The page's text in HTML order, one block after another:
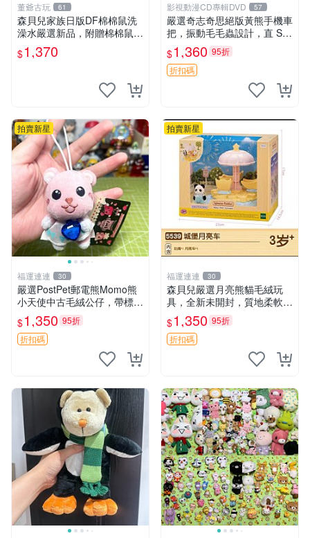
董爺古玩 61
森貝兒家族日版DF棉棉鼠洗
澡水嚴選新品，附贈棉棉鼠媽
媽與嬰兒及配件。-paper盒
裝，輕便設計方便攜帶。 棉
$1,370
影視動漫CD專輯DVD 57
嚴選奇志奇思絕版黃熊手機車
把，振動毛毛蟲設計，直 SA
LE 售不退不換 毛毛蟲 手機
車把
$1,360 95折
折扣碼
拍賣新星
福運連連 30
嚴選PostPet郵電熊Momo熊
小天使中古毛絨公仔，帶標牌
保存完好。絕版稀有少見收藏
品，微瑕可接受，狀態如圖。
所見即所得，毛絨精品嚴選推
$1,350 95折
折扣碼
拍賣新星
福運連連 30
森貝兒嚴選月亮熊貓毛絨玩
具，全新未開封，質地柔軟適
合收藏 月亮熊貓 毛絨玩具 新
款 儲倉直銷
$1,350 95折
折扣碼